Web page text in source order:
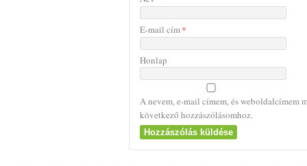
E-mail cím*
Honlap
A nevem, e-mail címem, és weboldalcímem
következő hozzászólásomhoz.